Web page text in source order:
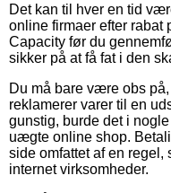
Det kan til hver en tid
online firmaer efter rabat
Capacity før du
sikker på at få fat i den
Du må bare være obs
reklamerer varer til en
gunstig, burde det i
uægte online shop.
side omfattet af en regel,
internet virksomheder.